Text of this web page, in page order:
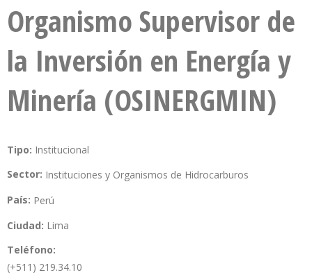
Organismo Supervisor de
la Inversión en Energía y
Minería (OSINERGMIN)
Tipo: Institucional
Sector: Instituciones y Organismos de Hidrocarburos
País: Perú
Ciudad: Lima
Teléfono:
(+511) 219.34.10